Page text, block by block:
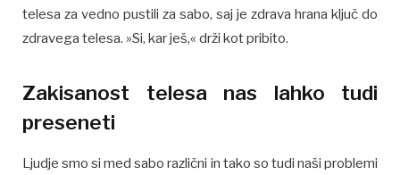
telesa za vedno pustili za sabo, saj je zdrava hrana ključ do
zdravega telesa. »Si, kar ješ,« drži kot pribito.
Zakisanost telesa nas lahko tudi
preseneti
Ljudje smo si med sabo različni in tako so tudi naši problemi